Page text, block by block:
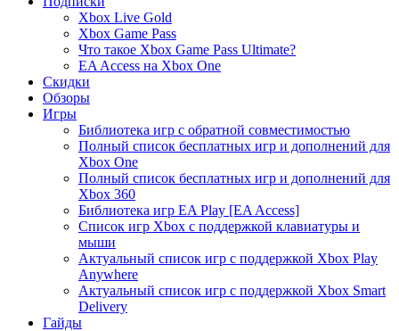
Xbox Live Gold
Xbox Game Pass
Что такое Xbox Game Pass Ultimate?
EA Access на Xbox One
Скидки
Обзоры
Игры
Библиотека игр с обратной совместимостью
Полный список бесплатных игр и дополнений для
Xbox One
Полный список бесплатных игр и дополнений для
Xbox 360
Библиотека игр EA Play [EA Access]
Список игр Xbox c поддержкой клавиатуры и
мыши
Актуальный список игр с поддержкой Xbox Play
Anywhere
Актуальный список игр с поддержкой Xbox Smart
Delivery
Гайды